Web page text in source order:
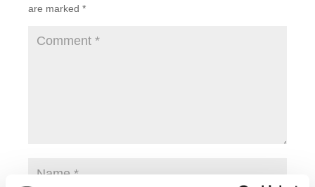
are marked *